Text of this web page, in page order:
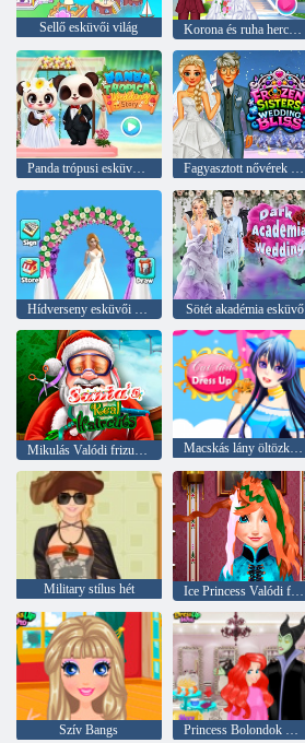
Sellő esküvői világ Korona és ruha hercegnő esküvője
Panda trópusi esküvői történet Fagyasztott nővérek esküvői boldogság
Hídverseny esküvői mester Sötét akadémia esküvő
Macskás lány öltözködjön
Military stílus hét Ice Princess Valódi frizurák
Szív Bangs Princess Bolondok Hair Salon